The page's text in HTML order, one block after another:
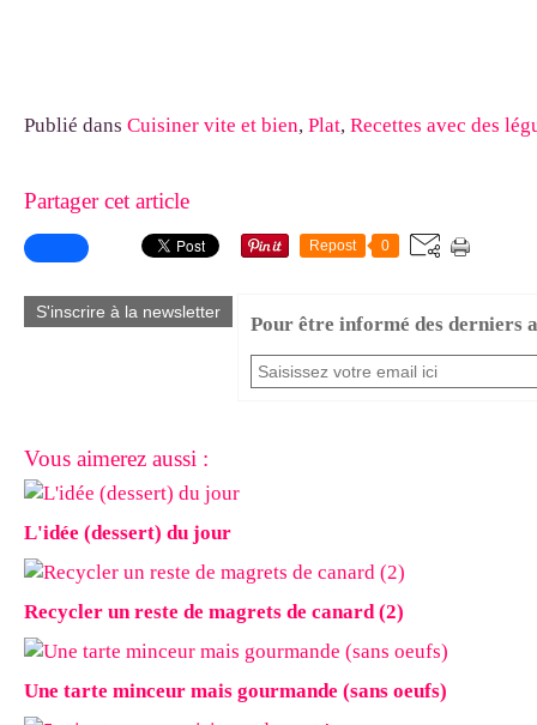
Publié dans Cuisiner vite et bien, Plat, Recettes avec des
Partager cet article
Repost 0
S'inscrire à la newsletter
Pour être informé des derniers
Vous aimerez aussi :
L'idée (dessert) du jour
Recycler un reste de magrets de canard (2)
Une tarte minceur mais gourmande (sans oeufs)